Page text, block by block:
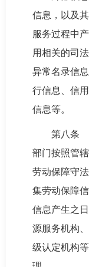
信息，以及
服务过程中
用相关的司
异常名录信
行信息、信
信息等。
第八条
部门按照管
劳动保障守
集劳动保障
信息产生之
源服务机构
级认定机构